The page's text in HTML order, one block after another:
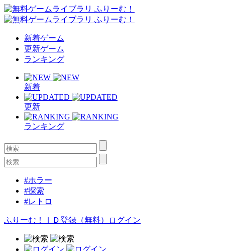
新着ゲーム
更新ゲーム
ランキング
新着
更新
ランキング
#ホラー
#探索
#レトロ
ふりーむ！ＩＤ登録（無料） ログイン